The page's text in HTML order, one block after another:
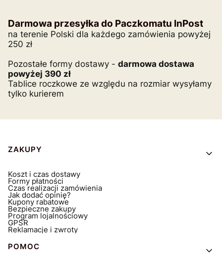
Darmowa przesyłka do Paczkomatu InPost
na terenie Polski dla każdego zamówienia powyżej
250 zł
Pozostałe formy dostawy - darmowa dostawa
powyżej 390 zł
Tablice roczkowe ze względu na rozmiar wysyłamy
tylko kurierem
Linki w stopce
ZAKUPY
Koszt i czas dostawy
Formy płatności
Czas realizacji zamówienia
Jak dodać opinię?
Kupony rabatowe
Bezpieczne zakupy
Program lojalnościowy
GPSR
Reklamacje i zwroty
POMOC